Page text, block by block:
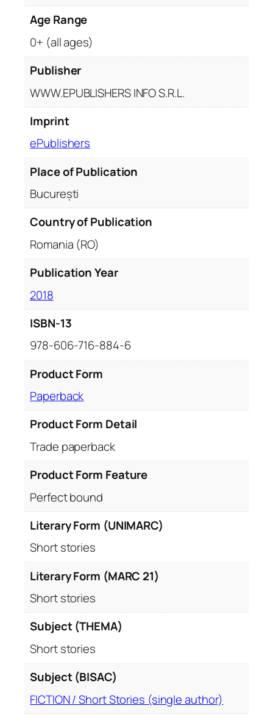
e
e
i
Age Range
0+ (all ages)
Publisher
WWW.EPUBLISHERS INFO S.R.L.
Imprint
ePublishers
Place of Publication
București
Country of Publication
Romania (RO)
Publication Year
2018
ISBN-13
978-606-716-884-6
Product Form
Paperback
Product Form Detail
Trade paperback
Product Form Feature
Perfect bound
Literary Form (UNIMARC)
Short stories
Literary Form (MARC 21)
Short stories
Subject (THEMA)
Short stories
Subject (BISAC)
FICTION / Short Stories (single author)